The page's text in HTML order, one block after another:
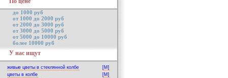
до 1000 руб
от 1000 до 2000 руб
от 2000 до 3000 руб
от 3000 до 5000 руб
от 5000 до 10000 руб
более 10000 руб
У нас ищут
живые цветы в стеклянной колбе
[M]
цветы в колбе
[M]